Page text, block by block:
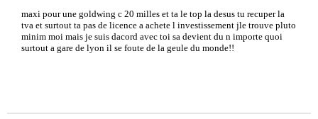
maxi pour une goldwing c 20 milles et ta le top la desus tu recuper la
tva et surtout ta pas de licence a achete l investissement jle trouve pluto
minim moi mais je suis dacord avec toi sa devient du n importe quoi
surtout a gare de lyon il se foute de la geule du monde!!